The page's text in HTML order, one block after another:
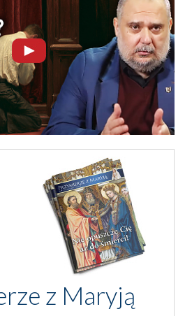
z Maryją